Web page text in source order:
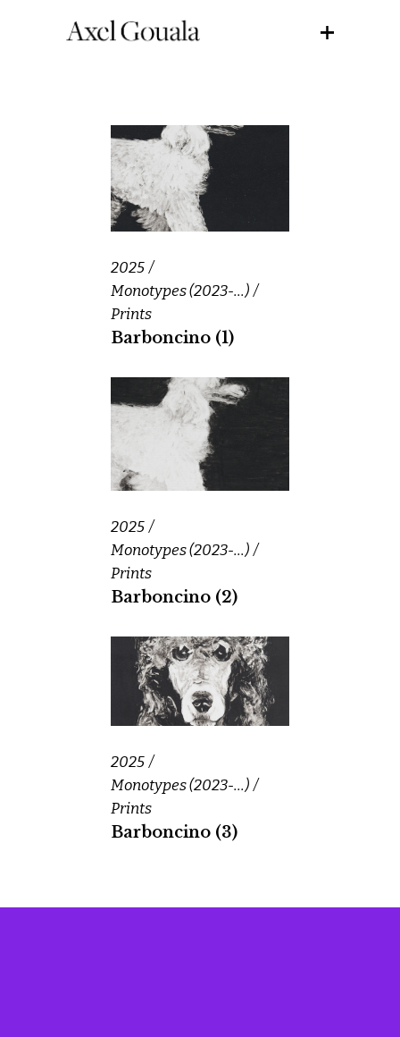
2025
Monotypes (2023-...)
Prints
Barboncino (1)
2025
Monotypes (2023-...)
Prints
Barboncino (2)
2025
Monotypes (2023-...)
Prints
Barboncino (3)